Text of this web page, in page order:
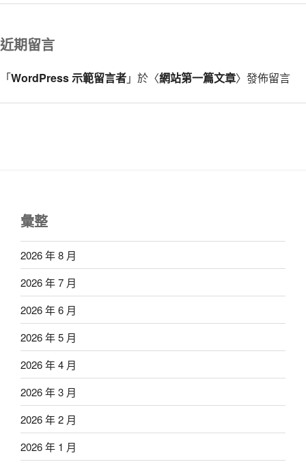
近期留言
「WordPress 示範留言者」於〈網站第一篇文章〉發佈留言
彙整
2026 年 8 月
2026 年 7 月
2026 年 6 月
2026 年 5 月
2026 年 4 月
2026 年 3 月
2026 年 2 月
2026 年 1 月